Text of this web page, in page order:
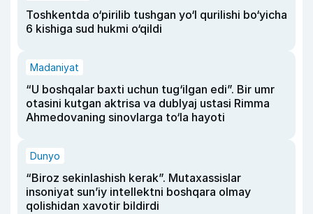
Toshkentda o‘pirilib tushgan yo‘l qurilishi bo‘yicha
6 kishiga sud hukmi o‘qildi
Madaniyat
“U boshqalar baxti uchun tug‘ilgan edi”. Bir umr
otasini kutgan aktrisa va dublyaj ustasi Rimma
Ahmedovaning sinovlarga to‘la hayoti
Dunyo
“Biroz sekinlashish kerak”. Mutaxassislar
insoniyat sun’iy intellektni boshqara olmay
qolishidan xavotir bildirdi